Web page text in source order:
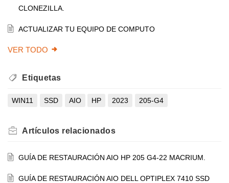
CLONEZILLA.
ACTUALIZAR TU EQUIPO DE COMPUTO
VER TODO
Etiquetas
WIN11 SSD AIO HP 2023 205-G4
Artículos relacionados
GUÍA DE RESTAURACIÓN AIO HP 205 G4-22 MACRIUM.
GUÍA DE RESTAURACIÓN AIO DELL OPTIPLEX 7410 SSD